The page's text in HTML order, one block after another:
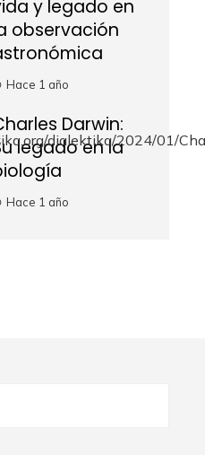
y legado en
observación
Hace 1 año
Darwin:
legado en la
Hace 1 año